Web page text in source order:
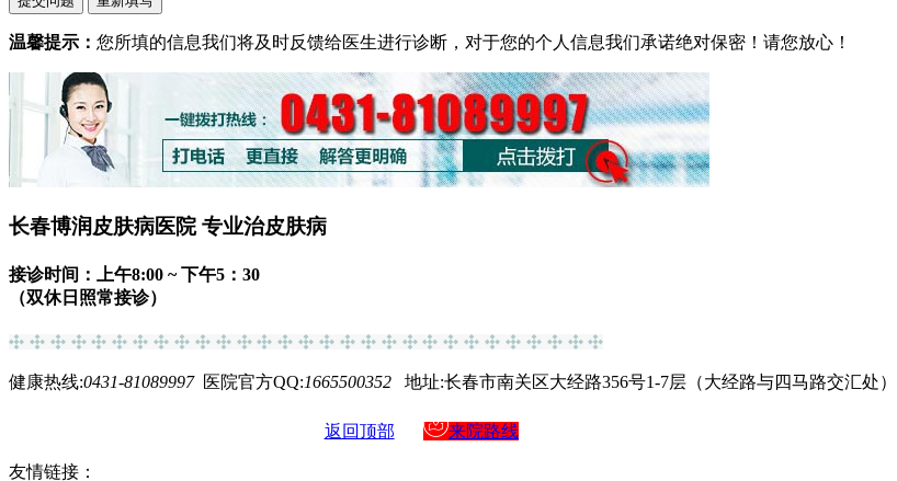
温馨提示： 您所填的信息我们将及时反馈给医生进行诊断，对于您的个人信息我们承诺绝对保密！请您放心！
长春博润皮肤病医院 专业治皮肤病
接诊时间：上午8:00 ~ 下午5：30
（双休日照常接诊）
健康热线:0431-81089997医院官方QQ:1665500352 地址:长春市南关区大经路356号1-7层（大经路与四马路交汇处）
返回顶部 来院路线
友情链接：